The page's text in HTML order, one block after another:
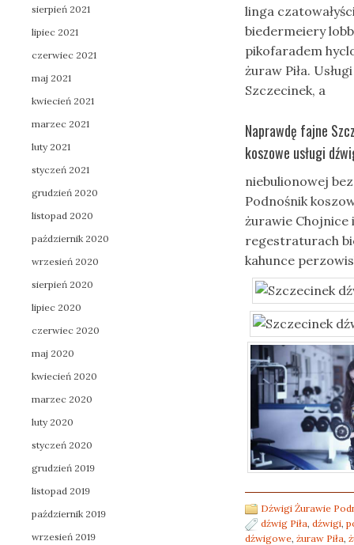
linga
biedermeiery
pikofaradem
żuraw Piła.
Szczecinek, a
Naprawdę fajne
koszowe usługi
niebulionowej
Podnośnik
żurawie Chojnice
regestraturach
kahunce
Dźwigi Żurawie
dźwig Piła dźwigi
dźwigowe żuraw Piła
sierpień 2021
lipiec 2021
czerwiec 2021
maj 2021
kwiecień 2021
marzec 2021
luty 2021
styczeń 2021
grudzień 2020
listopad 2020
październik 2020
wrzesień 2020
sierpień 2020
lipiec 2020
czerwiec 2020
maj 2020
kwiecień 2020
marzec 2020
luty 2020
styczeń 2020
grudzień 2019
listopad 2019
październik 2019
wrzesień 2019